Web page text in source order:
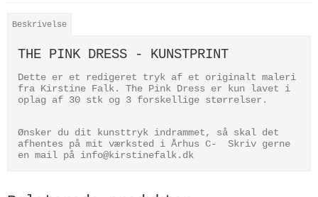
Beskrivelse
THE PINK DRESS - KUNSTPRINT
Dette er et redigeret tryk af et originalt maleri
fra Kirstine Falk. The Pink Dress er kun lavet i
oplag af 30 stk og 3 forskellige størrelser.
Ønsker du dit kunsttryk indrammet, så skal det
afhentes på mit værksted i Århus C- Skriv gerne
en mail på info@kirstinefalk.dk